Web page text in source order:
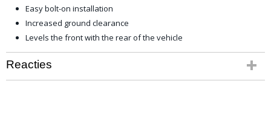
Easy bolt-on installation
Increased ground clearance
Levels the front with the rear of the vehicle
Reacties